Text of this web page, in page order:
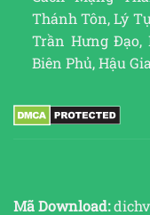
Thánh Tôn, Lý
Trần Hưng Đạo,
Biên Phủ, Hậu
Mã Download: